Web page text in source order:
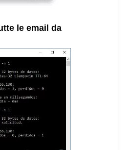
le email da